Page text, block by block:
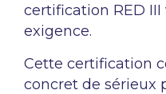
certification RED
exigence.
Cette certification
concret de sérieux